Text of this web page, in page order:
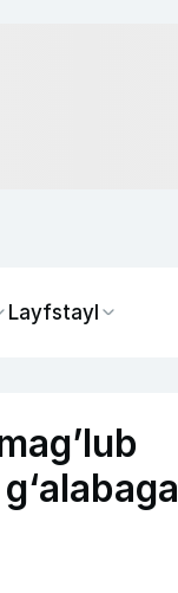
Layfstayl